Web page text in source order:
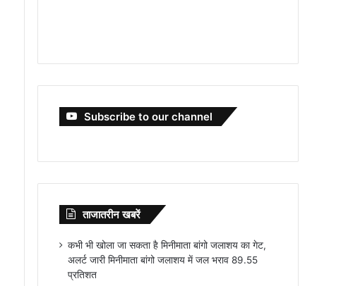
Subscribe to our channel
ताजातरीन खबरें
कभी भी खोला जा सकता है मिनीमाता बांगो जलाशय का गेट,
अलर्ट जारी मिनीमाता बांगो जलाशय में जल भराव 89.55
प्रतिशत